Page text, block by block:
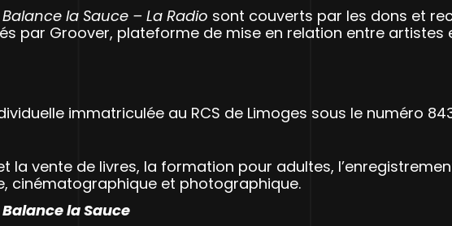
Balance la Sauce – La Radio sont couverts par les dons et
par Groover, plateforme de mise en relation entre artistes
immatriculée au RCS de Limoges sous le numéro
la vente de livres, la formation pour adultes,
cinématographique et photographique.
Balance la Sauce